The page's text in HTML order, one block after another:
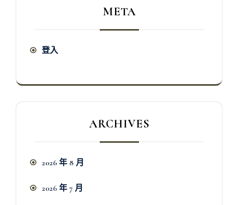
META
登入
ARCHIVES
2026 年 8 月
2026 年 7 月